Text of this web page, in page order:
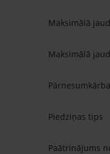
Maksimālā
Maksimālā
Piedziņas tips
Paātrinājums